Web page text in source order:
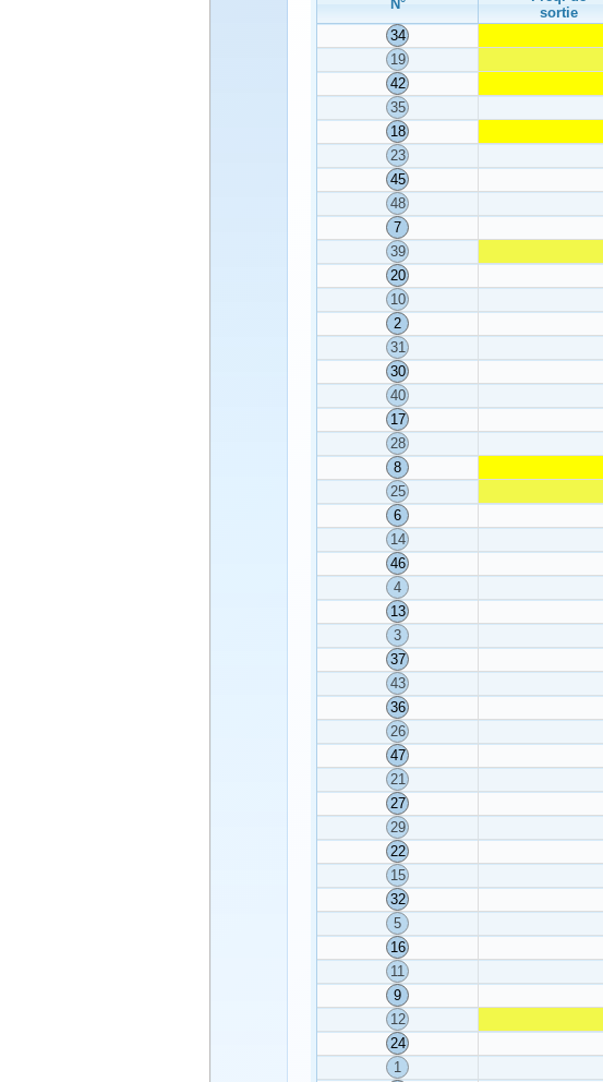
N°
sortie
34
19
42
35
18
23
45
48
7
39
20
10
2
31
30
40
17
28
8
25
6
14
46
4
13
3
37
43
36
26
47
21
27
29
22
15
32
5
16
11
9
12
24
1